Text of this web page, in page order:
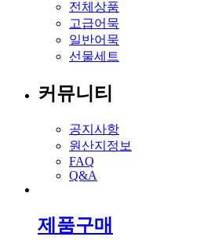
전체상품
고급어묵
일반어묵
선물세트
커뮤니티
공지사항
원산지정보
FAQ
Q&A
제품구매